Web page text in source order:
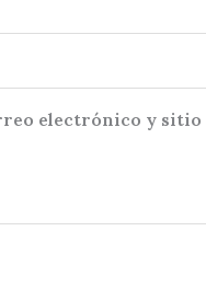
electrónico y sitio